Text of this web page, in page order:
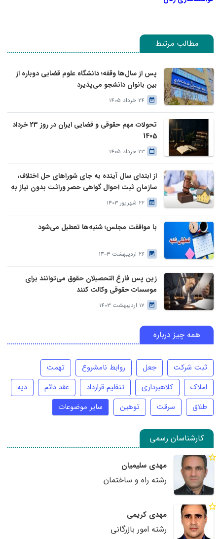
مطالب مرتبط
پس از سال‌ها وقفه؛ دانشگاه علوم قضایی دوباره از
بین بانوان دانشجو می‌پذیرد
24 خرداد 1405
تحولات مهم حقوقی و قضایی ایران در روز 23 خرداد
1405
23 خرداد 1405
از ابتدای سال آینده به جای شوراهای حل اختلاف،
سازمان ثبت احوال گواهی حصر وراثت بدون نیاز به
درخواست وراث صادر خواهد کرد
22 شهریور 1403
با موافقت مجلس؛ شنبه‌ها تعطیل می‌شود
26 اردیبهشت 1403
زین پس فارغ التحصیلان حقوق می‌توانند برای
موسسات حقوقی وکالت کنند
17 اردیبهشت 1403
همه چیز درباره
ثبت شرکت جعل روابط نامشروع
تهمت
املاک
کلاهبرداری تنظیم قرارداد عقد دائم
دیه
طلاق
سرقت توهین سایر موضوعات
کارشناسان رسمی
مهدی سلیمیان
رشته راه و ساختمان
مهدی کریمی
رشته امور بازرگانی